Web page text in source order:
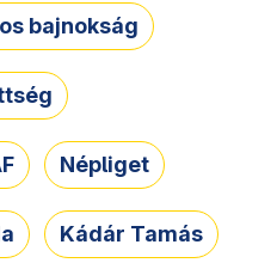
bajnokság
Népliget
Kádár Tamás